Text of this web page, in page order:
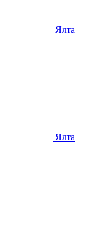
Ялта
Ялта